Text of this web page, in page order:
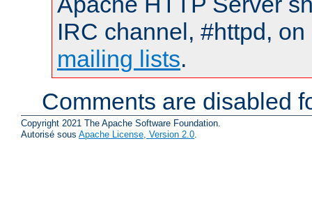
IRC channel, #httpd,
mailing lists.
Comments are disabled
Copyright 2021 The Apache Software Foundation.
Autorisé sous Apache License, Version 2.0.